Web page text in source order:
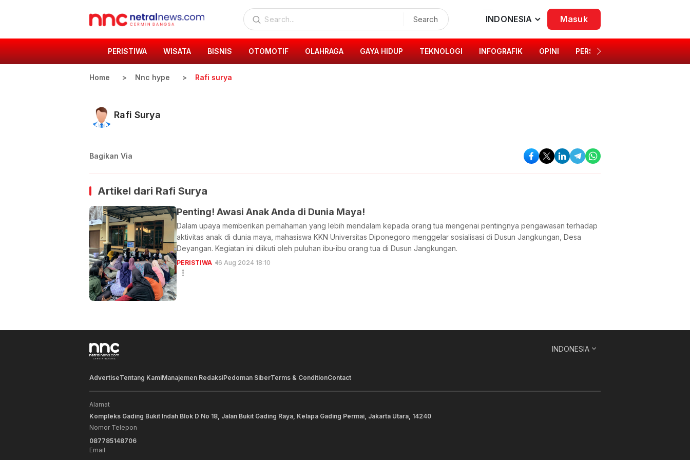
Search INDONESIA Masuk
PERISTIWA WISATA BISNIS OTOMOTIF OLAHRAGA GAYA HIDUP TEKNOLOGI INFOGRAFIK OPINI PERSONA
Home Nnc hype Rafi surya
Rafi Surya
Bagikan Via
Artikel dari Rafi Surya
Penting! Awasi Anak Anda di Dunia Maya!
Dalam upaya memberikan pemahaman yang lebih mendalam kepada orang tua mengenai pentingnya pengawasan terhadap
aktivitas anak di dunia maya, mahasiswa KKN Universitas Diponegoro menggelar sosialisasi di Dusun Jangkungan, Desa
Deyangan. Kegiatan ini diikuti oleh puluhan ibu-ibu orang tua di Dusun Jangkungan.
PERISTIWA 16 Aug 2024 18:10
INDONESIA
AdvertiseTentang KamiManajemen RedaksiPedoman SiberTerms & ConditionContact
Alamat
Kompleks Gading Bukit Indah Blok D No 18, Jalan Bukit Gading Raya, Kelapa Gading Permai, Jakarta Utara, 14240
Nomor Telepon
087785148706
Email